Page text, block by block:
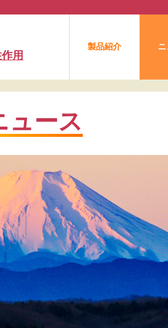
用
製品紹介
ュース